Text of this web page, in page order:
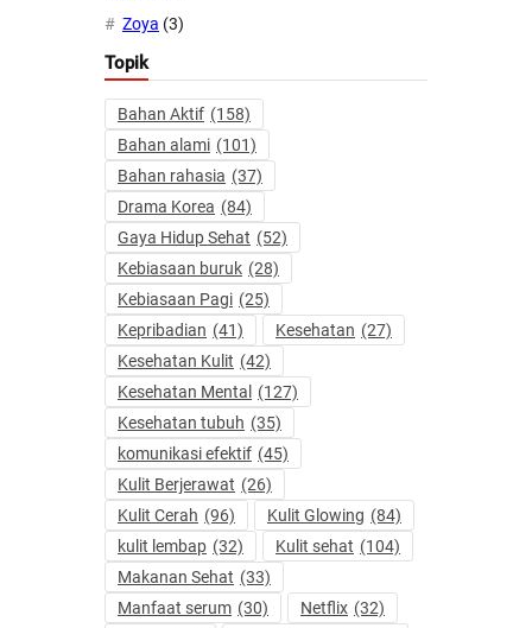
Zoya (3)
Topik
Bahan Aktif (158)
Bahan alami (101)
Bahan rahasia (37)
Drama Korea (84)
Gaya Hidup Sehat (52)
Kebiasaan buruk (28)
Kebiasaan Pagi (25)
Kepribadian (41) Kesehatan (27)
Kesehatan Kulit (42)
Kesehatan Mental
(127)
Kesehatan tubuh (35)
komunikasi efektif (45)
Kulit Berjerawat (26)
Kulit Cerah (96) Kulit Glowing (84)
kulit lembap (32) Kulit sehat (104)
Makanan Sehat (33)
Manfaat serum (30) Netflix (32)